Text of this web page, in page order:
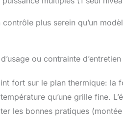
plus serein qu’un
ou contrainte d’entretien
fort sur le plan thermique: la
qu’une grille fine.
les bonnes pratiques